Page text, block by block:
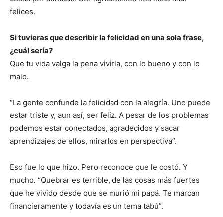
felices.
Si tuvieras que describir la felicidad en una sola frase,
¿cuál sería?
Que tu vida valga la pena vivirla, con lo bueno y con lo
malo.
“La gente confunde la felicidad con la alegría. Uno puede
estar triste y, aun así, ser feliz. A pesar de los problemas
podemos estar conectados, agradecidos y sacar
aprendizajes de ellos, mirarlos en perspectiva”.
Eso fue lo que hizo. Pero reconoce que le costó. Y
mucho. “Quebrar es terrible, de las cosas más fuertes
que he vivido desde que se murió mi papá. Te marcan
financieramente y todavía es un tema tabú”.